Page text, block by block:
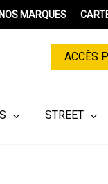
NOS MARQUES
ACCÈS
STREET